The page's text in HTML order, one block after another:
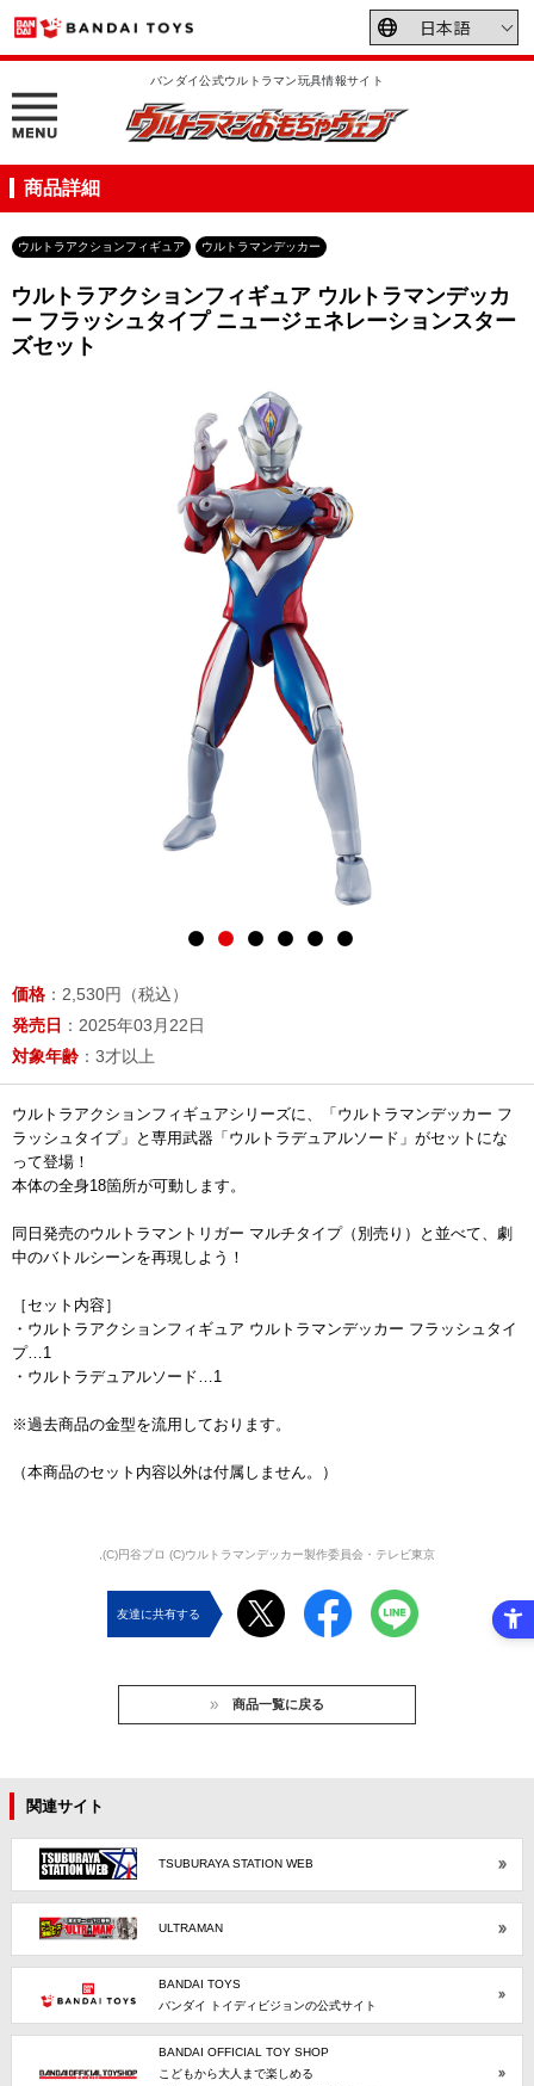
バンダイ公式ウルトラマン玩具情報サイト
商品詳細
ウルトラアクションフィギュア ウルトラマンデッカー
ウルトラアクションフィギュア ウルトラマンデッカ
ー フラッシュタイプ ニュージェネレーションスター
ズセット
価格 ：2,530円（税込）
発売日 ：2025年03月22日
対象年齢 ：3才以上
ウルトラアクションフィギュアシリーズに、「ウルトラマンデッカー フ
ラッシュタイプ」と専用武器「ウルトラデュアルソード」がセットにな
って登場！
本体の全身18箇所が可動します。
同日発売のウルトラマントリガー マルチタイプ（別売り）と並べて、劇
中のバトルシーンを再現しよう！
［セット内容］
・ウルトラアクションフィギュア ウルトラマンデッカー フラッシュタイ
プ…1
・ウルトラデュアルソード…1
※過去商品の金型を流用しております。
（本商品のセット内容以外は付属しません。）
,(C)円谷プロ (C)ウルトラマンデッカー製作委員会・テレビ東京
友達に共有する
商品一覧に戻る
関連サイト
TSUBURAYA STATION WEB
ULTRAMAN
BANDAI TOYS
バンダイ トイディビジョンの公式サイト
BANDAI OFFICIAL TOY SHOP
こどもから大人まで楽しめる